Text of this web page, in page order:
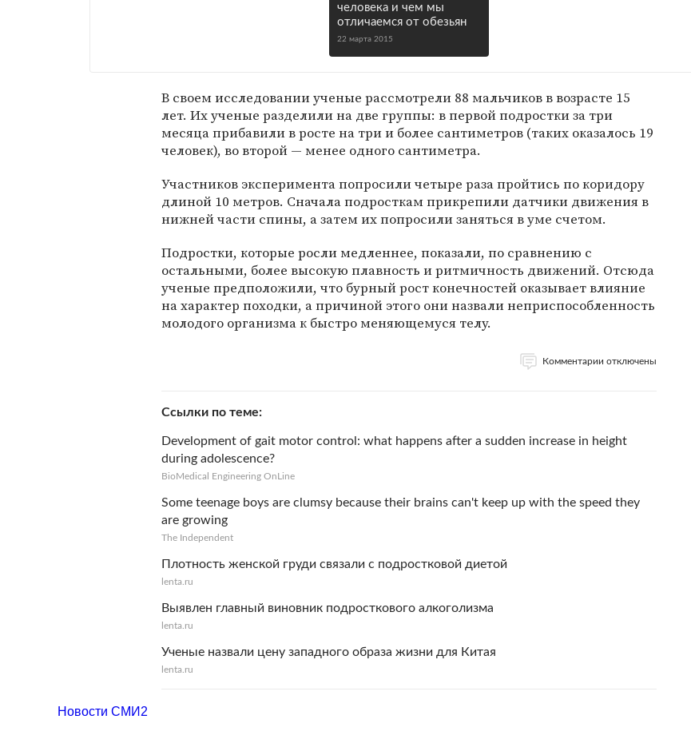
человека и чем мы
отличаемся от обезьян
22 марта 2015
В своем исследовании ученые рассмотрели 88 мальчиков в возрасте 15
лет. Их ученые разделили на две группы: в первой подростки за три
месяца прибавили в росте на три и более сантиметров (таких оказалось 19
человек), во второй — менее одного сантиметра.
Участников эксперимента попросили четыре раза пройтись по коридору
длиной 10 метров. Сначала подросткам прикрепили датчики движения в
нижней части спины, а затем их попросили заняться в уме счетом.
Подростки, которые росли медленнее, показали, по сравнению с
остальными, более высокую плавность и ритмичность движений. Отсюда
ученые предположили, что бурный рост конечностей оказывает влияние
на характер походки, а причиной этого они назвали неприспособленность
молодого организма к быстро меняющемуся телу.
Комментарии отключены
Ссылки по теме
Development of gait motor control: what happens after a sudden increase in height
during adolescence?
BioMedical Engineering OnLine
Some teenage boys are clumsy because their brains can't keep up with the speed they
are growing
The Independent
Плотность женской груди связали с подростковой диетой
lenta.ru
Выявлен главный виновник подросткового алкоголизма
lenta.ru
Ученые назвали цену западного образа жизни для Китая
lenta.ru
Новости СМИ2